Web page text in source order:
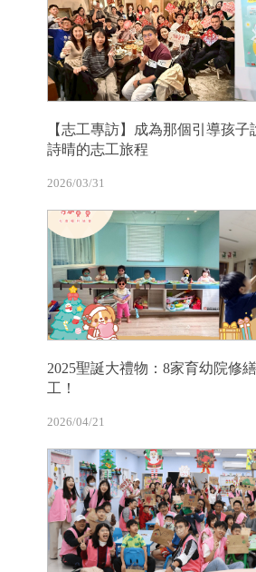
【志工專訪】成為那個引導孩子
詩晴的志工旅程
2026/03/31
2025聖誕大禮物：8家育幼院修
工！
2026/04/21